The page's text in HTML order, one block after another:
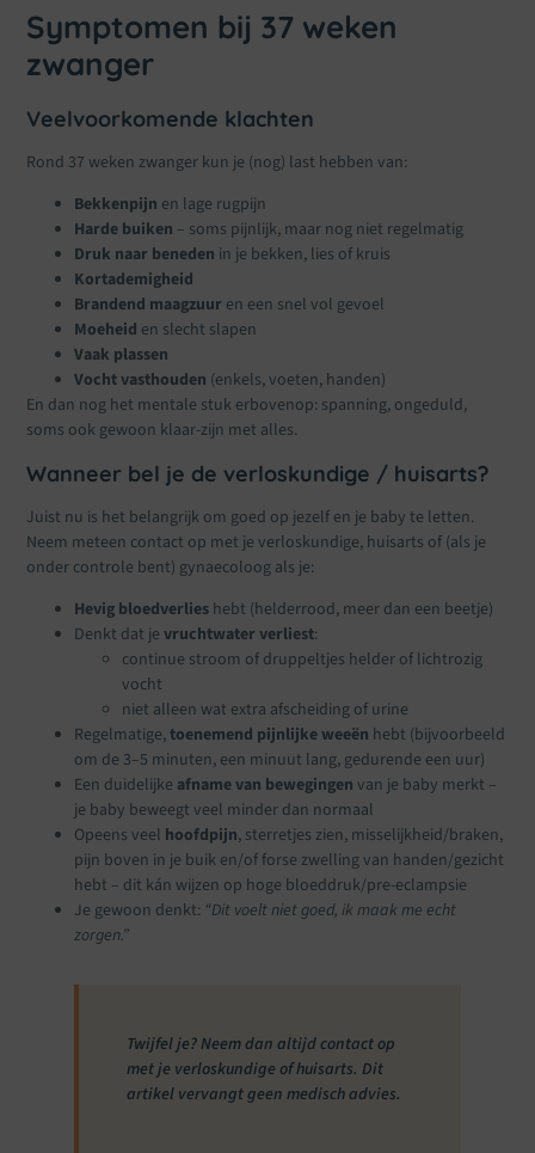
Symptomen bij 37 weken
zwanger
Veelvoorkomende klachten
Rond 37 weken zwanger kun je (nog) last hebben van:
Bekkenpijn en lage rugpijn
Harde buiken – soms pijnlijk, maar nog niet regelmatig
Druk naar beneden in je bekken, lies of kruis
Kortademigheid
Brandend maagzuur en een snel vol gevoel
Moeheid en slecht slapen
Vaak plassen
Vocht vasthouden (enkels, voeten, handen)
En dan nog het mentale stuk erbovenop: spanning, ongeduld,
soms ook gewoon klaar-zijn met alles.
Wanneer bel je de verloskundige / huisarts?
Juist nu is het belangrijk om goed op jezelf en je baby te letten.
Neem meteen contact op met je verloskundige, huisarts of (als je
onder controle bent) gynaecoloog als je:
Hevig bloedverlies hebt (helderrood, meer dan een beetje)
Denkt dat jevruchtwater verliest:
continue stroom of druppeltjes helder of lichtrozig
vocht
niet alleen wat extra afscheiding of urine
Regelmatige,toenemend pijnlijke weeën hebt (bijvoorbeeld
om de 3–5 minuten, een minuut lang, gedurende een uur)
Een duidelijke afname van bewegingen van je baby merkt –
je baby beweegt veel minder dan normaal
Opeens veel hoofdpijn, sterretjes zien, misselijkheid/braken,
pijn boven in je buik en/of forse zwelling van handen/gezicht
hebt – dit kán wijzen op hoge bloeddruk/pre-eclampsie
Je gewoon denkt: “Dit voelt niet goed, ik maak me echt
zorgen.”
Twijfel je? Neem dan altijd contact op
met je verloskundige of huisarts. Dit
artikel vervangt geen medisch advies.